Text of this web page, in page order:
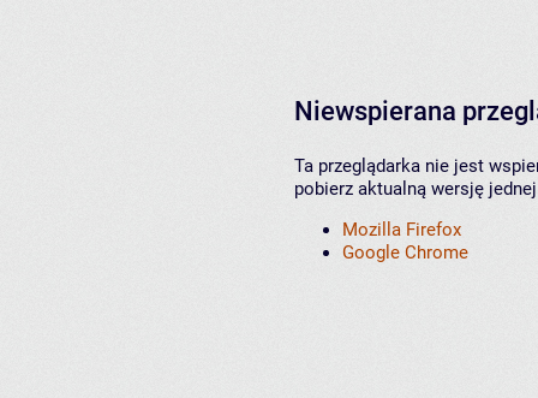
Niewspierana
Ta przeglądarka nie jest
pobierz aktualną wersję
Mozilla Firefox
Google Chrome